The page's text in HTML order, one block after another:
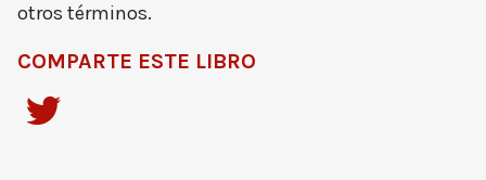
otros términos.
COMPARTE ESTE LIBRO